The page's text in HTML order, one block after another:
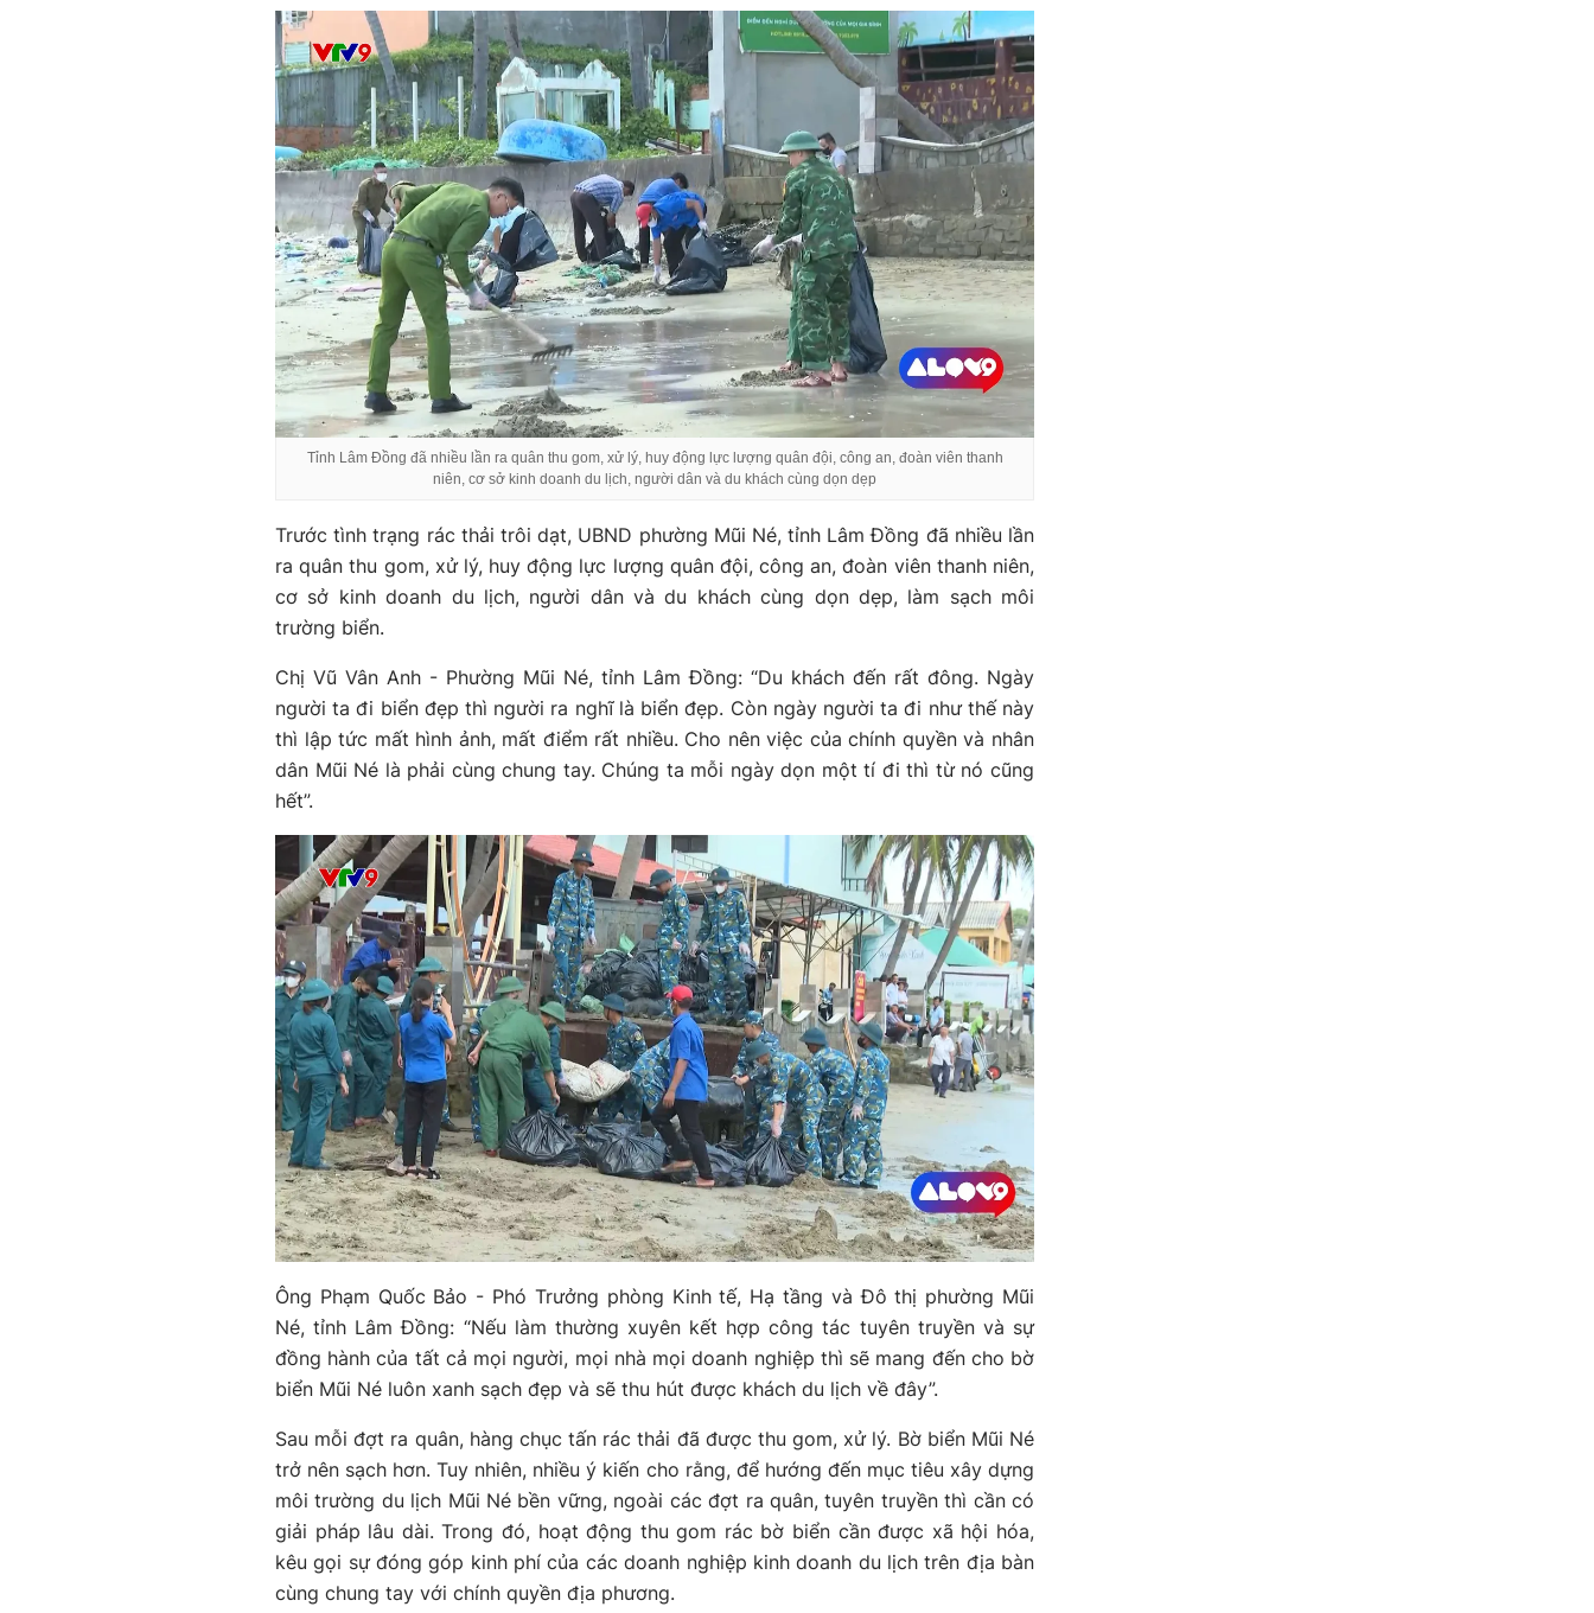
Tỉnh Lâm Đồng đã nhiều lần ra quân thu gom, xử lý, huy động lực lượng quân đội, công an, đoàn viên thanh
niên, cơ sở kinh doanh du lịch, người dân và du khách cùng dọn dẹp
Trước tình trạng rác thải trôi dạt, UBND phường Mũi Né, tỉnh Lâm Đồng đã nhiều lần
ra quân thu gom, xử lý, huy động lực lượng quân đội, công an, đoàn viên thanh niên,
cơ sở kinh doanh du lịch, người dân và du khách cùng dọn dẹp, làm sạch môi
trường biển.
Chị Vũ Vân Anh - Phường Mũi Né, tỉnh Lâm Đồng: “Du khách đến rất đông. Ngày
người ta đi biển đẹp thì người ra nghĩ là biển đẹp. Còn ngày người ta đi như thế này
thì lập tức mất hình ảnh, mất điểm rất nhiều. Cho nên việc của chính quyền và nhân
dân Mũi Né là phải cùng chung tay. Chúng ta mỗi ngày dọn một tí đi thì từ nó cũng
hết”.
Ông Phạm Quốc Bảo - Phó Trưởng phòng Kinh tế, Hạ tầng và Đô thị phường Mũi
Né, tỉnh Lâm Đồng: “Nếu làm thường xuyên kết hợp công tác tuyên truyền và sự
đồng hành của tất cả mọi người, mọi nhà mọi doanh nghiệp thì sẽ mang đến cho bờ
biển Mũi Né luôn xanh sạch đẹp và sẽ thu hút được khách du lịch về đây”.
Sau mỗi đợt ra quân, hàng chục tấn rác thải đã được thu gom, xử lý. Bờ biển Mũi Né
trở nên sạch hơn. Tuy nhiên, nhiều ý kiến cho rằng, để hướng đến mục tiêu xây dựng
môi trường du lịch Mũi Né bền vững, ngoài các đợt ra quân, tuyên truyền thì cần có
giải pháp lâu dài. Trong đó, hoạt động thu gom rác bờ biển cần được xã hội hóa,
kêu gọi sự đóng góp kinh phí của các doanh nghiệp kinh doanh du lịch trên địa bàn
cùng chung tay với chính quyền địa phương.